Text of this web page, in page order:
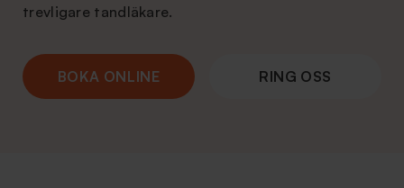
trevligare tandläkare.
BOKA ONLINE RING OSS